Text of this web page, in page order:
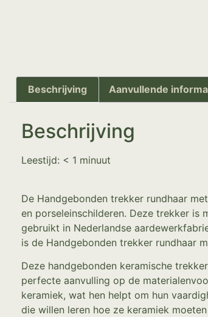
Beschrijving Aanvullende
Beschrijving
Leestijd: < 1 minuut
De Handgebonden trekker rundhaar
en porseleinschilderen. Deze trekker is
gebruikt in Nederlandse
is de Handgebonden trekker rundhaar
Deze handgebonden keramische
perfecte aanvulling op de
keramiek, wat hen helpt om hun
die willen leren hoe ze keramiek